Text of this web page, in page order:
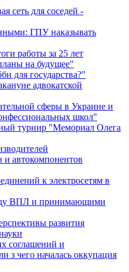
сеть для соседей -
ГПУ наказывать
работы за 25 лет
на будущее"
для государства?"
адвокатской
сферы в Украине и
школ"
турнир "Мемориал Олега
и автокомпонентов
к электросетям в
ВПЛ и принимающими
развития
соглашений и
з чего началась оккупация